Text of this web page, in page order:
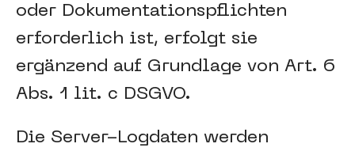
oder Dokumentationspflichten
erforderlich ist, erfolgt sie
ergänzend auf Grundlage von Art. 6
Abs. 1 lit. c DSGVO.
Die Server-Logdaten werden